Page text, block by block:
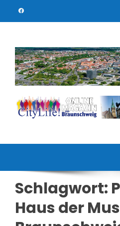
Schlagwort:
Haus der